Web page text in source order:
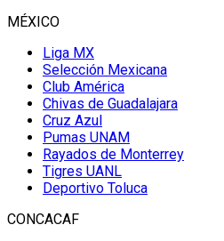
MÉXICO
Liga MX
Selección Mexicana
Club América
Chivas de Guadalajara
Cruz Azul
Pumas UNAM
Rayados de Monterrey
Tigres UANL
Deportivo Toluca
CONCACAF